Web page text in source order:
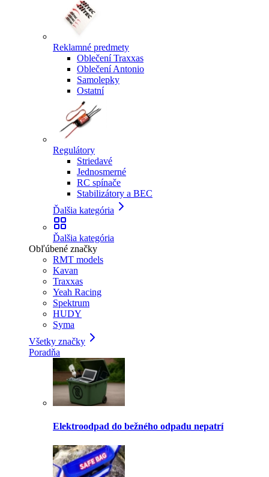
Reklamné predmety
Oblečení Traxxas
Oblečení Antonio
Samolepky
Ostatní
Regulátory
Striedavé
Jednosmerné
RC spínače
Stabilizátory a BEC
Ďalšia kategória
Ďalšia kategória
Obľúbené značky
RMT models
Kavan
Traxxas
Yeah Racing
Spektrum
HUDY
Syma
Všetky značky
Poradňa
Elektroodpad do bežného odpadu nepatrí